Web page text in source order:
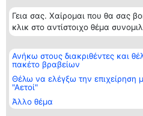
Γεια σας. Χαίρομαι που θα σας
κλικ στο αντίστοιχο θέμα
Ανήκω στους διακριθέντες και
πακέτο βραβείων
Θέλω να ελέγξω την επιχείρηση
"Αετοί"
Άλλο θέμα
Διοργανωτής της
κατάταξης
BEAUTIFUL COMPANY
ΤΗΛ. ΕΠΙΚΟΙΝΩΝΙΑΣ:
2104128019
email:
aetoi@beautifulcompany.co
Λίστα
ΠΟΛΙΤΙΚΗ